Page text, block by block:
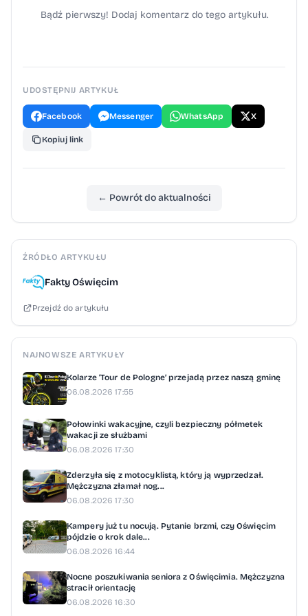
Inwestycja otrzymała dofinansowanie
Bądź pierwszy! Dodaj komentarz do tego artykułu.
UDOSTĘPNIJ ARTYKUŁ
Facebook Messenger WhatsApp X
Kopiuj link
← Powrót do aktualności
ŹRÓDŁO ARTYKUŁU
Fakty Oświęcim
Przejdź do artykułu
NAJNOWSZE ARTYKUŁY
Kolarze ‘Tour de Pologne’ przejadą przez naszą gminę
06.08.2026 17:55
Połowinki wakacyjne, czyli bezpieczny półmetek
wakacji ze służbami
06.08.2026 17:30
Zderzyła się z motocyklistą, który ją wyprzedzał.
Mężczyzna złamał nog...
06.08.2026 17:30
Kampery już tu nocują. Pytanie brzmi, czy Oświęcim
pójdzie o krok dale...
06.08.2026 16:44
Nocne poszukiwania seniora z Oświęcimia. Mężczyzna
stracił orientację
06.08.2026 16:30